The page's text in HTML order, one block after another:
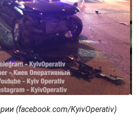
(facebook.com/KyivOperativ)